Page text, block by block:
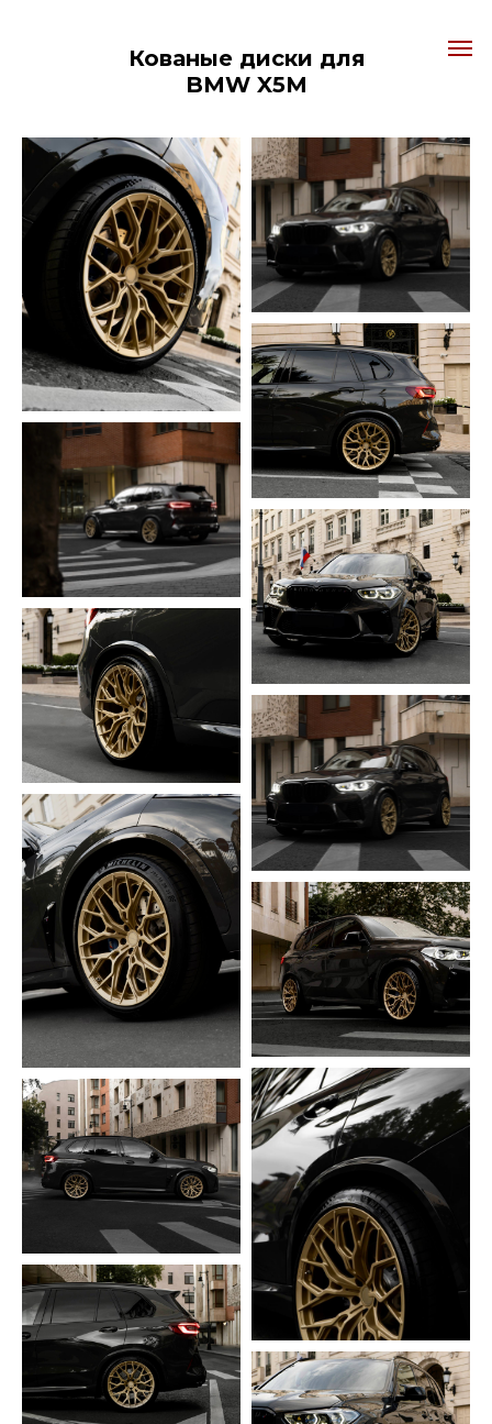
Кованые диски для
BMW X5M